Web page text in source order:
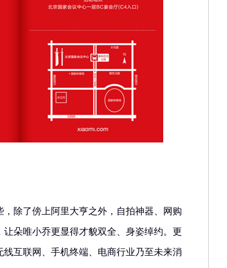
除了傍上阿里大亨之外，自拍神器、网购
朵唯小乔更显得才貌双全、身姿绰约。更
互联网、手机终端、电商行业乃至未来消